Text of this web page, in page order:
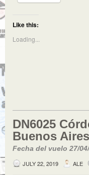
Like this:
Loading...
DN6025
Buenos
Fecha del vuelo 27/
JULY 22, 2019
ALE